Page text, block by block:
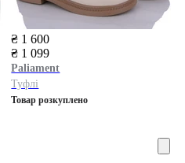
₴ 1 600
₴ 1 099
Paliament
Туфлі
Товар розкуплено